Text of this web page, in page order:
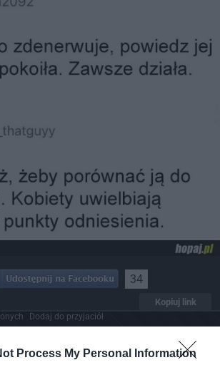
Process My Personal Information
34
Kopiuj link
Dodaj do przyjaciół